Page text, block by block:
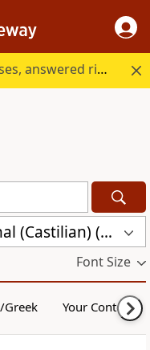
Every question Bible study raises, answered right here.
Nueva Versión Internacional (Castilian) (CST)
Font Size
Greek Your Content